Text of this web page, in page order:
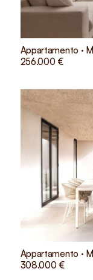
Appartamento ·
256.000 €
Appartamento ·
308.000 €